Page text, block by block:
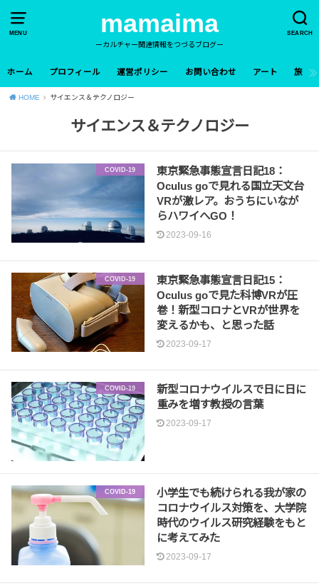
MENU SEARCH
mamaima
ーカルチャー関連情報をつづるブログー
ホーム プロフィール 運営ポリシー お問い合わせ アート 旅
HOME サイエンス＆テクノロジー
サイエンス＆テクノロジー
COVID-19
東京緊急事態宣言日記18：
Oculus goで見れる国立天文台
VRが激レア。おうちにいなが
らハワイへGO！
2023-09-16
COVID-19
東京緊急事態宣言日記15：
Oculus goで見た科博VRが圧
巻！新型コロナとVRが世界を
変えるかも、と思った話
2023-09-17
COVID-19
新型コロナウイルスで日に日に
重みを増す教授の言葉
2023-09-17
COVID-19
小学生でも続けられる我が家の
コロナウイルス対策を、大学院
時代のウイルス研究経験をもと
に考えてみた
2023-09-17